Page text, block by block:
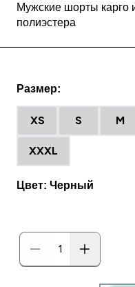
Мужские шорты карго
полиэстера
Размер:
XS S M
XXXL
Цвет: Черный